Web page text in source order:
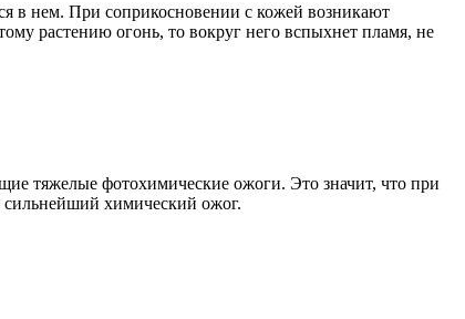
в нем. При соприкосновении с кожей возникают
растению огонь, то вокруг него вспыхнет пламя, не
тяжелые фотохимические ожоги. Это значит, что при
сильнейший химический ожог.